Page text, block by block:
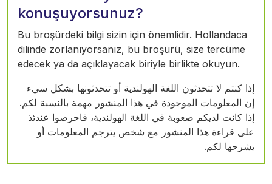
konuşuyorsunuz?
Bu broşürdeki bilgi sizin için önemlidir. Hollandaca
dilinde zorlanıyorsanız, bu broşürü, size tercüme
edecek ya da açıklayacak biriyle birlikte okuyun.
إذا كنتم لا تتحدثون اللغة الهولندية أو تتحدثونها بشكل سيء
إن المعلومات الموجودة في هذا المنشور مهمة بالنسبة لكم.
إذا كانت لديكم صعوبة في اللغة الهولندية، فاحرصوا عندئذ
على قراءة هذا المنشور مع شخص يترجم المعلومات أو
يشرحها لكم.